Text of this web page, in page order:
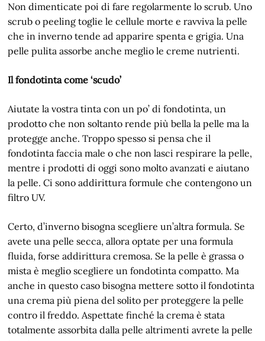
Non dimenticate poi di fare regolarmente lo scrub. Uno
scrub o peeling toglie le cellule morte e ravviva la pelle
che in inverno tende ad apparire spenta e grigia. Una
pelle pulita assorbe anche meglio le creme nutrienti.
Il fondotinta come ‘scudo’
Aiutate la vostra tinta con un po’ di fondotinta, un
prodotto che non soltanto rende più bella la pelle ma la
protegge anche. Troppo spesso si pensa che il
fondotinta faccia male o che non lasci respirare la pelle,
mentre i prodotti di oggi sono molto avanzati e aiutano
la pelle. Ci sono addirittura formule che contengono un
filtro UV.
Certo, d’inverno bisogna scegliere un’altra formula. Se
avete una pelle secca, allora optate per una formula
fluida, forse addirittura cremosa. Se la pelle è grassa o
mista è meglio scegliere un fondotinta compatto. Ma
anche in questo caso bisogna mettere sotto il fondotinta
una crema più piena del solito per proteggere la pelle
contro il freddo. Aspettate finché la crema è stata
totalmente assorbita dalla pelle altrimenti avrete la pelle